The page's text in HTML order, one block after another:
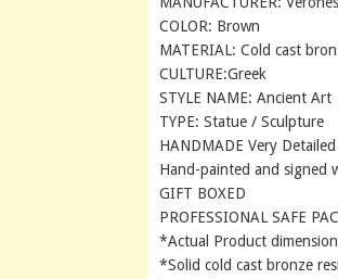
COLOR: Brown
MATERIAL: Cold cast
CULTURE:Greek
STYLE NAME: Ancient Art
TYPE: Statue / Sculpture
HANDMADE Very
Hand-painted and signed
GIFT BOXED
PROFESSIONAL SAFE
*Actual Product
*Solid cold cast bronze